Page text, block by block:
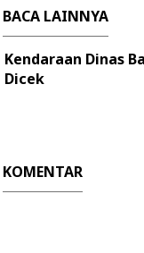
BACA LAINNYA
Kendaraan Dinas
Dicek
KOMENTAR